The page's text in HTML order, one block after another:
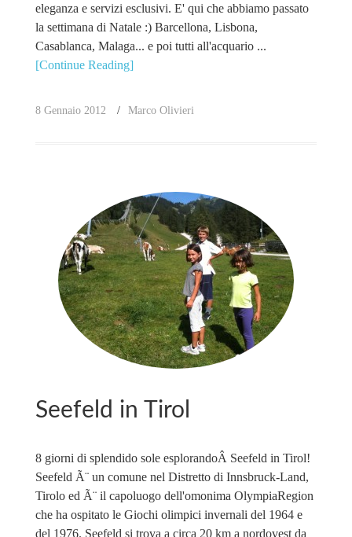
eleganza e servizi esclusivi. E' qui che abbiamo passato
la settimana di Natale :) Barcellona, Lisbona,
Casablanca, Malaga... e poi tutti all'acquario ...
[Continue Reading]
8 Gennaio 2012 Marco Olivieri
Seefeld in Tirol
8 giorni di splendido sole esplorandoÂ Seefeld in Tirol!
Seefeld Ã¨ un comune nel Distretto di Innsbruck-Land,
Tirolo ed Ã¨ il capoluogo dell'omonima OlympiaRegion
che ha ospitato le Giochi olimpici invernali del 1964 e
del 1976. Seefeld si trova a circa 20 km a nordovest da